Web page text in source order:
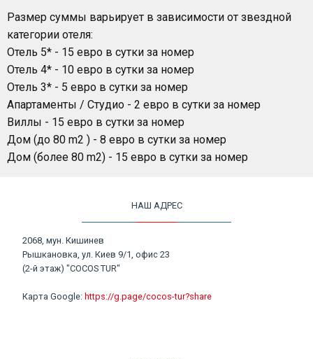
Размер суммы варьирует в зависимости от звездной
категории отеля:
Отель 5* - 15 евро в сутки за номер
Отель 4* - 10 евро в сутки за номер
Отель 3* - 5 евро в сутки за номер
Апартаменты / Студио - 2 евро в сутки за номер
Виллы - 15 евро в сутки за номер
Дом (до 80 m2 ) - 8 евро в сутки за номер
Дом (более 80 m2) - 15 евро в сутки за номер
НАШ АДРЕС
2068, мун. Кишинев
Рышкановка, ул. Киев 9/1, офис 23
(2-й этаж) "COCOS TUR"
Карта Google: https://g.page/cocos-tur?share